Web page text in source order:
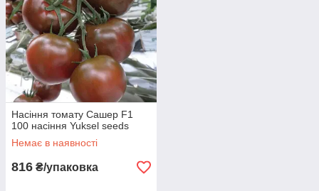
Насіння томату Сашер F1
100 насіння Yuksel seeds
Немає в наявності
816 ₴/упаковка